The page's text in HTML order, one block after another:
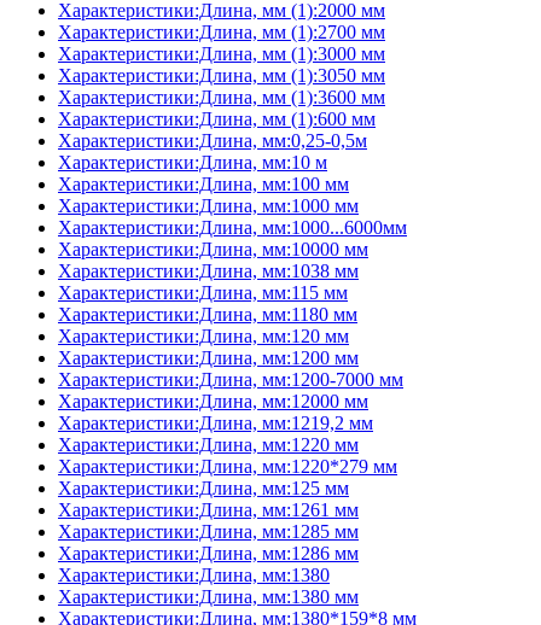
Характеристики:Длина, мм (1):2000 мм
Характеристики:Длина, мм (1):2700 мм
Характеристики:Длина, мм (1):3000 мм
Характеристики:Длина, мм (1):3050 мм
Характеристики:Длина, мм (1):3600 мм
Характеристики:Длина, мм (1):600 мм
Характеристики:Длина, мм:0,25-0,5м
Характеристики:Длина, мм:10 м
Характеристики:Длина, мм:100 мм
Характеристики:Длина, мм:1000 мм
Характеристики:Длина, мм:1000...6000мм
Характеристики:Длина, мм:10000 мм
Характеристики:Длина, мм:1038 мм
Характеристики:Длина, мм:115 мм
Характеристики:Длина, мм:1180 мм
Характеристики:Длина, мм:120 мм
Характеристики:Длина, мм:1200 мм
Характеристики:Длина, мм:1200-7000 мм
Характеристики:Длина, мм:12000 мм
Характеристики:Длина, мм:1219,2 мм
Характеристики:Длина, мм:1220 мм
Характеристики:Длина, мм:1220*279 мм
Характеристики:Длина, мм:125 мм
Характеристики:Длина, мм:1261 мм
Характеристики:Длина, мм:1285 мм
Характеристики:Длина, мм:1286 мм
Характеристики:Длина, мм:1380
Характеристики:Длина, мм:1380 мм
Характеристики:Длина, мм:1380*159*8 мм